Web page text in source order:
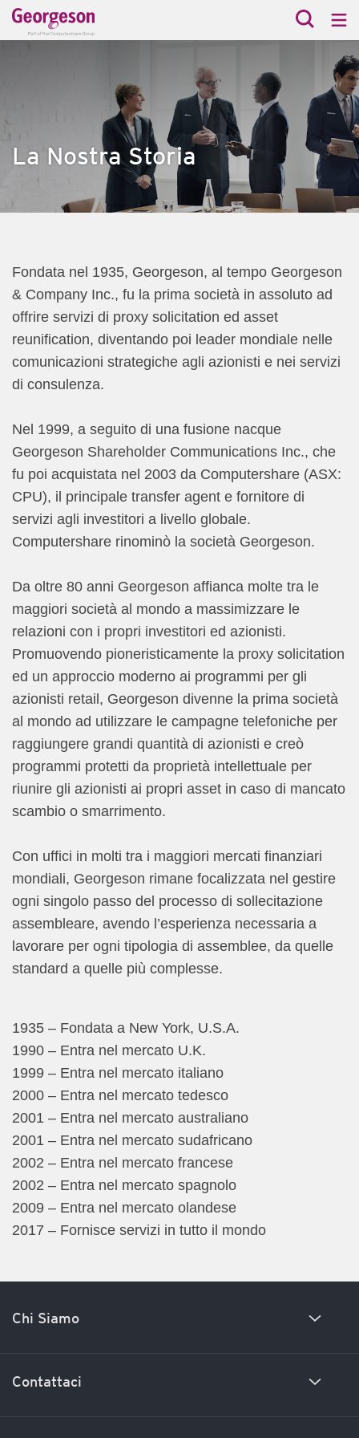
La Nostra Storia
Fondata nel 1935, Georgeson, al tempo Georgeson
& Company Inc., fu la prima società in assoluto ad
offrire servizi di proxy solicitation ed asset
reunification, diventando poi leader mondiale nelle
comunicazioni strategiche agli azionisti e nei servizi
di consulenza.
Nel 1999, a seguito di una fusione nacque
Georgeson Shareholder Communications Inc., che
fu poi acquistata nel 2003 da Computershare (ASX:
CPU), il principale transfer agent e fornitore di
servizi agli investitori a livello globale.
Computershare rinominò la società Georgeson.
Da oltre 80 anni Georgeson affianca molte tra le
maggiori società al mondo a massimizzare le
relazioni con i propri investitori ed azionisti.
Promuovendo pioneristicamente la proxy solicitation
ed un approccio moderno ai programmi per gli
azionisti retail, Georgeson divenne la prima società
al mondo ad utilizzare le campagne telefoniche per
raggiungere grandi quantità di azionisti e creò
programmi protetti da proprietà intellettuale per
riunire gli azionisti ai propri asset in caso di mancato
scambio o smarrimento.
Con uffici in molti tra i maggiori mercati finanziari
mondiali, Georgeson rimane focalizzata nel gestire
ogni singolo passo del processo di sollecitazione
assembleare, avendo l’esperienza necessaria a
lavorare per ogni tipologia di assemblee, da quelle
standard a quelle più complesse.
1935 – Fondata a New York, U.S.A.
1990 – Entra nel mercato U.K.
1999 – Entra nel mercato italiano
2000 – Entra nel mercato tedesco
2001 – Entra nel mercato australiano
2001 – Entra nel mercato sudafricano
2002 – Entra nel mercato francese
2002 – Entra nel mercato spagnolo
2009 – Entra nel mercato olandese
2017 – Fornisce servizi in tutto il mondo
Chi Siamo
Incontra la nostra squadra
Contattaci